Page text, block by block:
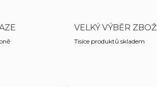
VELKÝ VÝBĚR ZBOŽÍ
Tisíce produktů skladem